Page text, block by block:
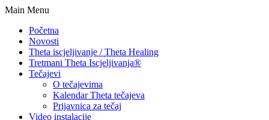
Main Menu
Početna
Novosti
Theta iscjeljivanje / Theta Healing
Tretmani Theta Iscjeljivanja®
Tečajevi
O tečajevima
Kalendar Theta tečajeva
Prijavnica za tečaj
Video instalacije